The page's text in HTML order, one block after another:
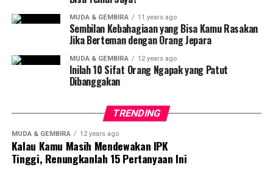
berbagai arah makna.
Anak-anak menggunakan celana dalam bukan karena ia
merasa memerlukannya. Anak-anak menggunakan
karena orang tua mereka merasa mereka perlu
menggunakannya. Ada proses pewarisan nilai. Celana
celana dalam leluasa bergerak menjadi apa pun, bahkan
siapa pun. Di Amerika pada decade 1990-an, industry
MUDA & GEMBIRA 11 years ago
Sembilan Kebahagiaan yang Bisa Kamu Rasakan
Jika Berteman dengan Orang Jepara
MUDA & GEMBIRA 12 years ago
Inilah 10 Sifat Orang Ngapak yang Patut
Dibanggakan
TRENDING
MUDA & GEMBIRA 12 years ago
Kalau Kamu Masih Mendewakan IPK
Tinggi, Renungkanlah 15 Pertanyaan Ini